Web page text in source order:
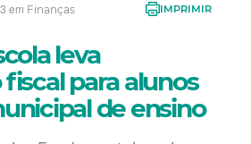
em Finanças IMPRIMIR
leva
para alunos
de ensino